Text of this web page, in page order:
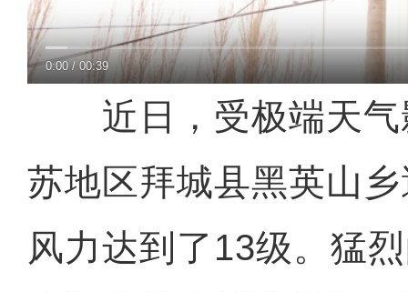
0:00/00:39
近日，受极端天气
苏地区拜城县黑英山
风力达到了13级。猛